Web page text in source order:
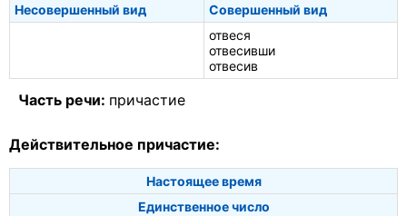
Несовершенный вид
Совершенный вид
отвеся
отвесивши
отвесив
Часть речи: причастие
Действительное причастие:
Настоящее время
Единственное число